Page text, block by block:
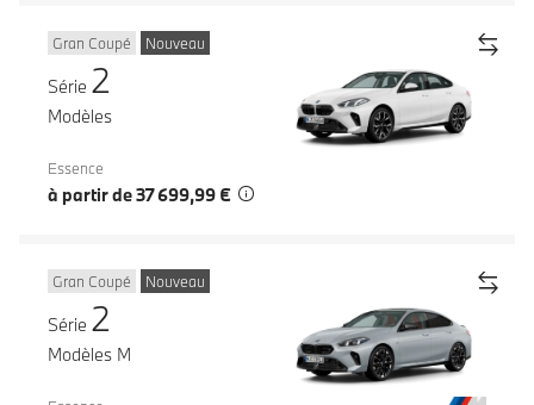
Gran Coupé Nouveau
Série 2
Modèles
Essence
à partir de 37 699,99 €
Gran Coupé Nouveau
Série 2
Modèles M